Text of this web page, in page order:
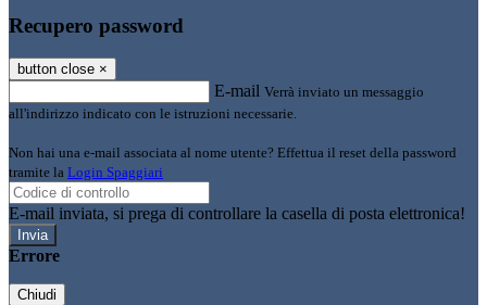
Recupero password
button close ×
E-mail Verrà inviato un messaggio
all'indirizzo indicato con le istruzioni necessarie.
Non hai una e-mail associata al nome utente? Effettua il reset della password
tramite la Login Spaggiari
E-mail inviata, si prega di controllare la casella di posta elettronica!
Errore
Chiudi